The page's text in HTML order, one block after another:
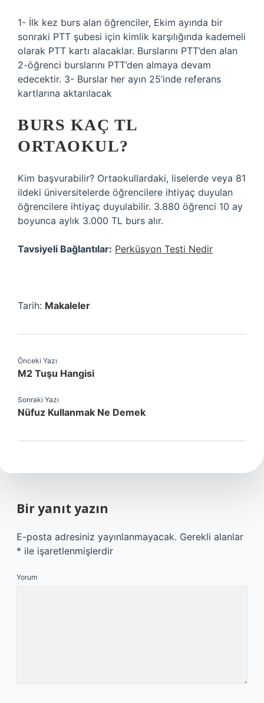
1- İlk kez burs alan öğrenciler, Ekim ayında bir
sonraki PTT şubesi için kimlik karşılığında kademeli
olarak PTT kartı alacaklar. Burslarını PTT’den alan
2-öğrenci burslarını PTT’den almaya devam
edecektir. 3- Burslar her ayın 25’inde referans
kartlarına aktarılacak
BURS KAÇ TL
ORTAOKUL?
Kim başvurabilir? Ortaokullardaki, liselerde veya 81
ildeki üniversitelerde öğrencilere ihtiyaç duyulan
öğrencilere ihtiyaç duyulabilir. 3.880 öğrenci 10 ay
boyunca aylık 3.000 TL burs alır.
Tavsiyeli Bağlantılar: Perküsyon Testi Nedir
Tarih: Makaleler
Önceki Yazı
M2 Tuşu Hangisi
Sonraki Yazı
Nüfuz Kullanmak Ne Demek
Bir yanıt yazın
E-posta adresiniz yayınlanmayacak. Gerekli alanlar
* ile işaretlenmişlerdir
Yorum